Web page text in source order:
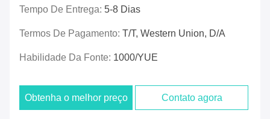
Tempo De Entrega: 5-8 Dias
Termos De Pagamento: T/T, Western Union, D/A
Habilidade Da Fonte: 1000/YUE
Obtenha o melhor preço Contato agora